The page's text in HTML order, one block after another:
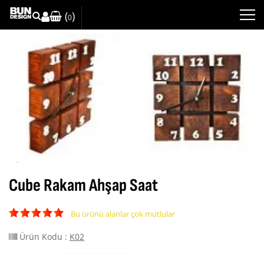
(0)
Cube Rakam Ahşap Saat
Bu ürünü alanlar çok mutlular
Ürün Kodu : K02